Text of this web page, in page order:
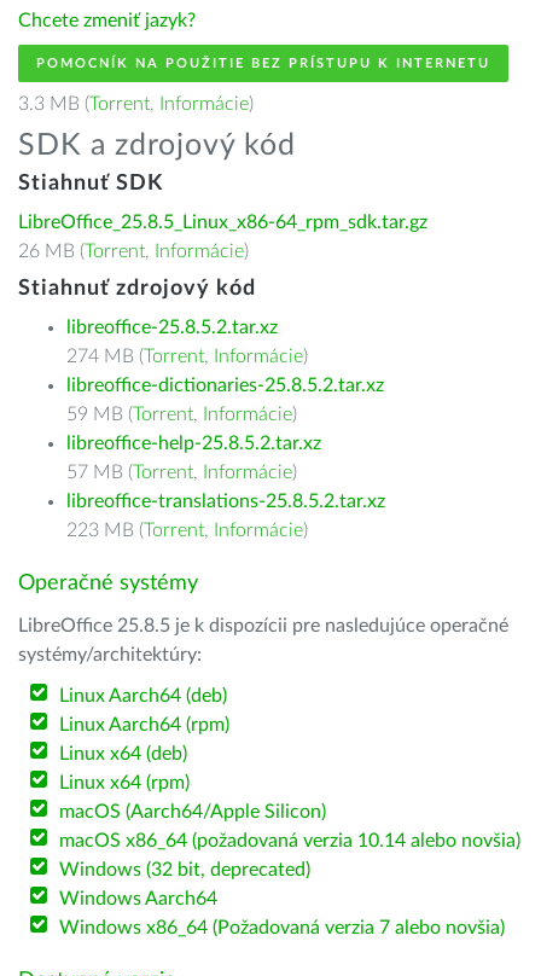
Chcete zmeniť jazyk?
POMOCNÍK NA POUŽITIE BEZ PRÍSTUPU K INTERNETU
3.3 MB (Torrent, Informácie)
SDK a zdrojový kód
Stiahnuť SDK
LibreOffice_25.8.5_Linux_x86-64_rpm_sdk.tar.gz
26 MB (Torrent, Informácie)
Stiahnuť zdrojový kód
libreoffice-25.8.5.2.tar.xz
274 MB (Torrent, Informácie)
libreoffice-dictionaries-25.8.5.2.tar.xz
59 MB (Torrent, Informácie)
libreoffice-help-25.8.5.2.tar.xz
57 MB (Torrent, Informácie)
libreoffice-translations-25.8.5.2.tar.xz
223 MB (Torrent, Informácie)
Operačné systémy
LibreOffice 25.8.5 je k dispozícii pre nasledujúce operačné
systémy/architektúry:
Linux Aarch64 (deb)
Linux Aarch64 (rpm)
Linux x64 (deb)
Linux x64 (rpm)
macOS (Aarch64/Apple Silicon)
macOS x86_64 (požadovaná verzia 10.14 alebo novšia)
Windows (32 bit, deprecated)
Windows Aarch64
Windows x86_64 (Požadovaná verzia 7 alebo novšia)